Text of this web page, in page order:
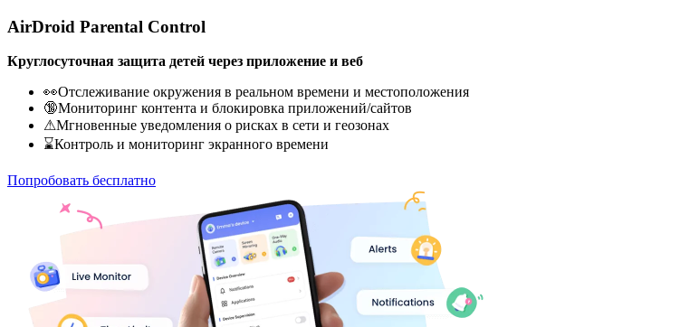
AirDroid Parental Control
Круглосуточная защита детей через приложение и веб
👀Отслеживание окружения в реальном времени и местоположения
🔞Мониторинг контента и блокировка приложений/сайтов
⚠Мгновенные уведомления о рисках в сети и геозонах
⌛Контроль и мониторинг экранного времени
Попробовать бесплатно